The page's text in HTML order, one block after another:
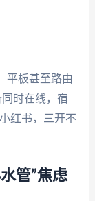
平板甚至路由
时在线，宿
红书，三开不
管”焦虑